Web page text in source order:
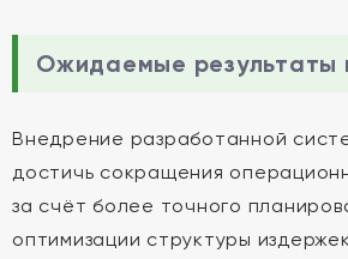
Ожидаемые результаты
Внедрение разработанной
достичь сокращения
за счёт более точного
оптимизации структуры